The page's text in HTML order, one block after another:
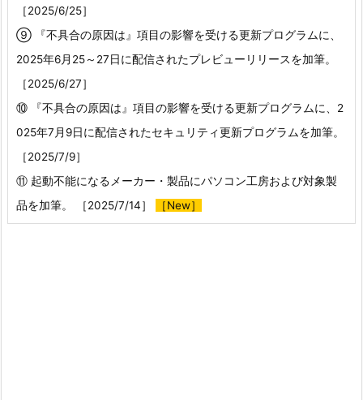
［2025/6/25］
⑨ 『不具合の原因は』項目の影響を受ける更新プログラムに、
2025年6月25～27日に配信されたプレビューリリースを加筆。
［2025/6/27］
⑩ 『不具合の原因は』項目の影響を受ける更新プログラムに、2
025年7月9日に配信されたセキュリティ更新プログラムを加筆。
［2025/7/9］
⑪ 起動不能になるメーカー・製品にパソコン工房および対象製
品を加筆。 ［2025/7/14］
［New］